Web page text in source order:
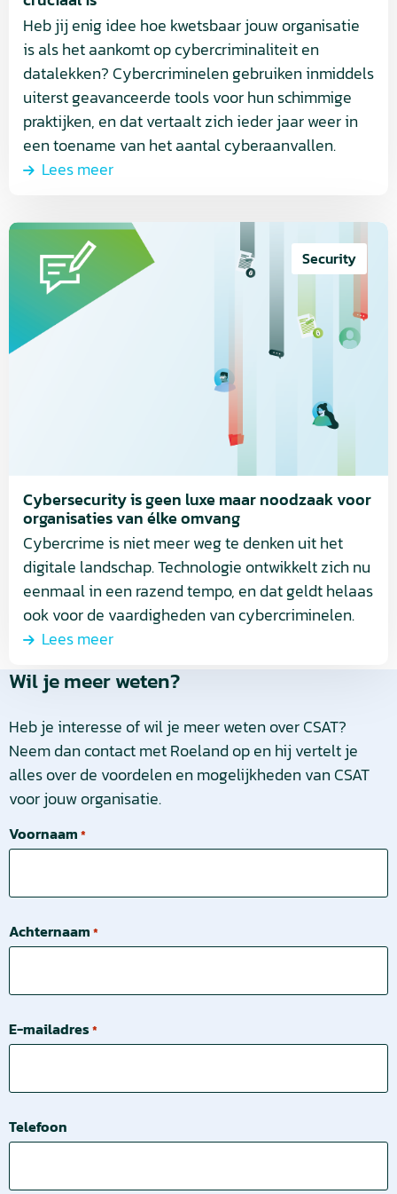
Heb jij enig idee hoe kwetsbaar jouw organisatie
is als het aankomt op cybercriminaliteit en
datalekken? Cybercriminelen gebruiken inmiddels
uiterst geavanceerde tools voor hun schimmige
praktijken, en dat vertaalt zich ieder jaar weer in
een toename van het aantal cyberaanvallen.
Lees meer
Cybersecurity is geen luxe maar noodzaak voor
organisaties van élke omvang
Security
Cybercrime is niet meer weg te denken uit het
digitale landschap. Technologie ontwikkelt zich nu
eenmaal in een razend tempo, en dat geldt helaas
ook voor de vaardigheden van cybercriminelen.
Lees meer
Lees
meer
Cybersecurity
geen
organisaties
van
élke
omvang
Wil je meer weten?
Heb je interesse of wil je meer weten over CSAT?
Neem dan contact met Roeland op en hij vertelt je
alles over de voordelen en mogelijkheden van CSAT
voor jouw organisatie.
Voornaam *
Achternaam *
E-mailadres*
Telefoon